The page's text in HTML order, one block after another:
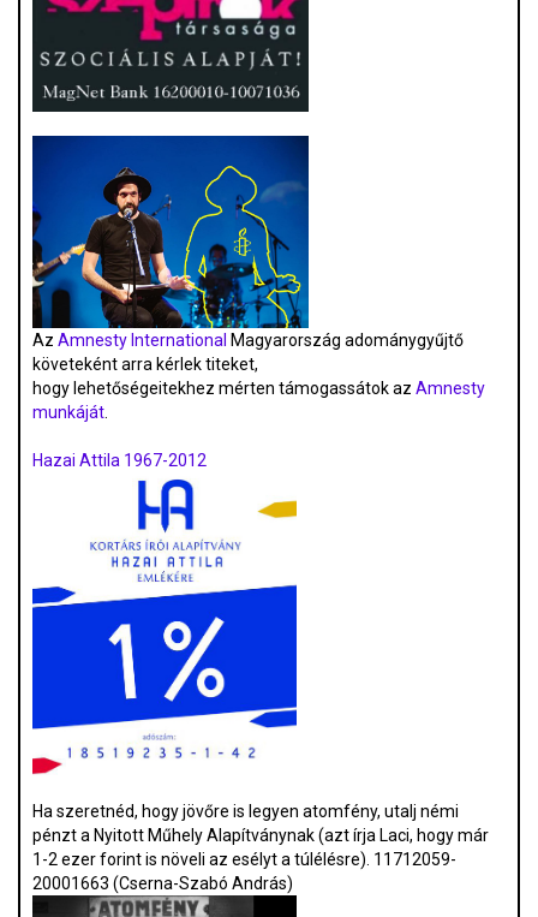
Az Amnesty International Magyarország adománygyűjtő
követeként arra kérlek titeket,
hogy lehetőségeitekhez mérten támogassátok az Amnesty
munkáját.
Hazai Attila 1967-2012
Ha szeretnéd, hogy jövőre is legyen atomfény, utalj némi
pénzt a Nyitott Műhely Alapítványnak (azt írja Laci, hogy már
1-2 ezer forint is növeli az esélyt a túlélésre). 11712059-
20001663 (Cserna-Szabó András)